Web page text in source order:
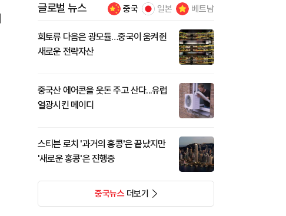
글로벌 뉴스 중국 일본 베트남
희토류 다음은 광모듈…중국이 움켜쥔
새로운 전략자산
중국산 에어콘을 웃돈 주고 산다...유럽
열광시킨 메이디
스티븐 로치 '과거의 홍콩'은 끝났지만
'새로운 홍콩'은 진행중
중국뉴스더보기